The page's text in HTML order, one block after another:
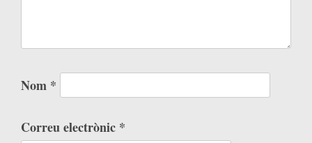
Nom *
Correu electrònic *